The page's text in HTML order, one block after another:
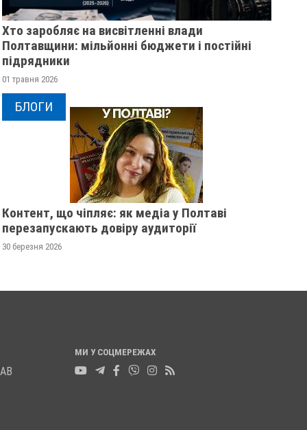
ЖІНКА ШТОВХНУЛА
ТЦКАШНИКА ПІД МАШИНУ -
МАШИНА НАЇХАЛА ЙОМУ НА
21 листопада 2025 0
ВРУЧИЛИ ПЕРШІ
ПОСВІДЧЕННЯ
20 листопада 2025
Хто заробляє на висвітленні влади
Полтавщини: мільйонні бюджети і постійні
підрядники
01 травня 2026
БЛОГИ
Контент, що чіпляє: як медіа у Полтаві
перезапускають довіру аудиторії
30 березня 2026
МИ У СОЦМЕРЕЖАХ